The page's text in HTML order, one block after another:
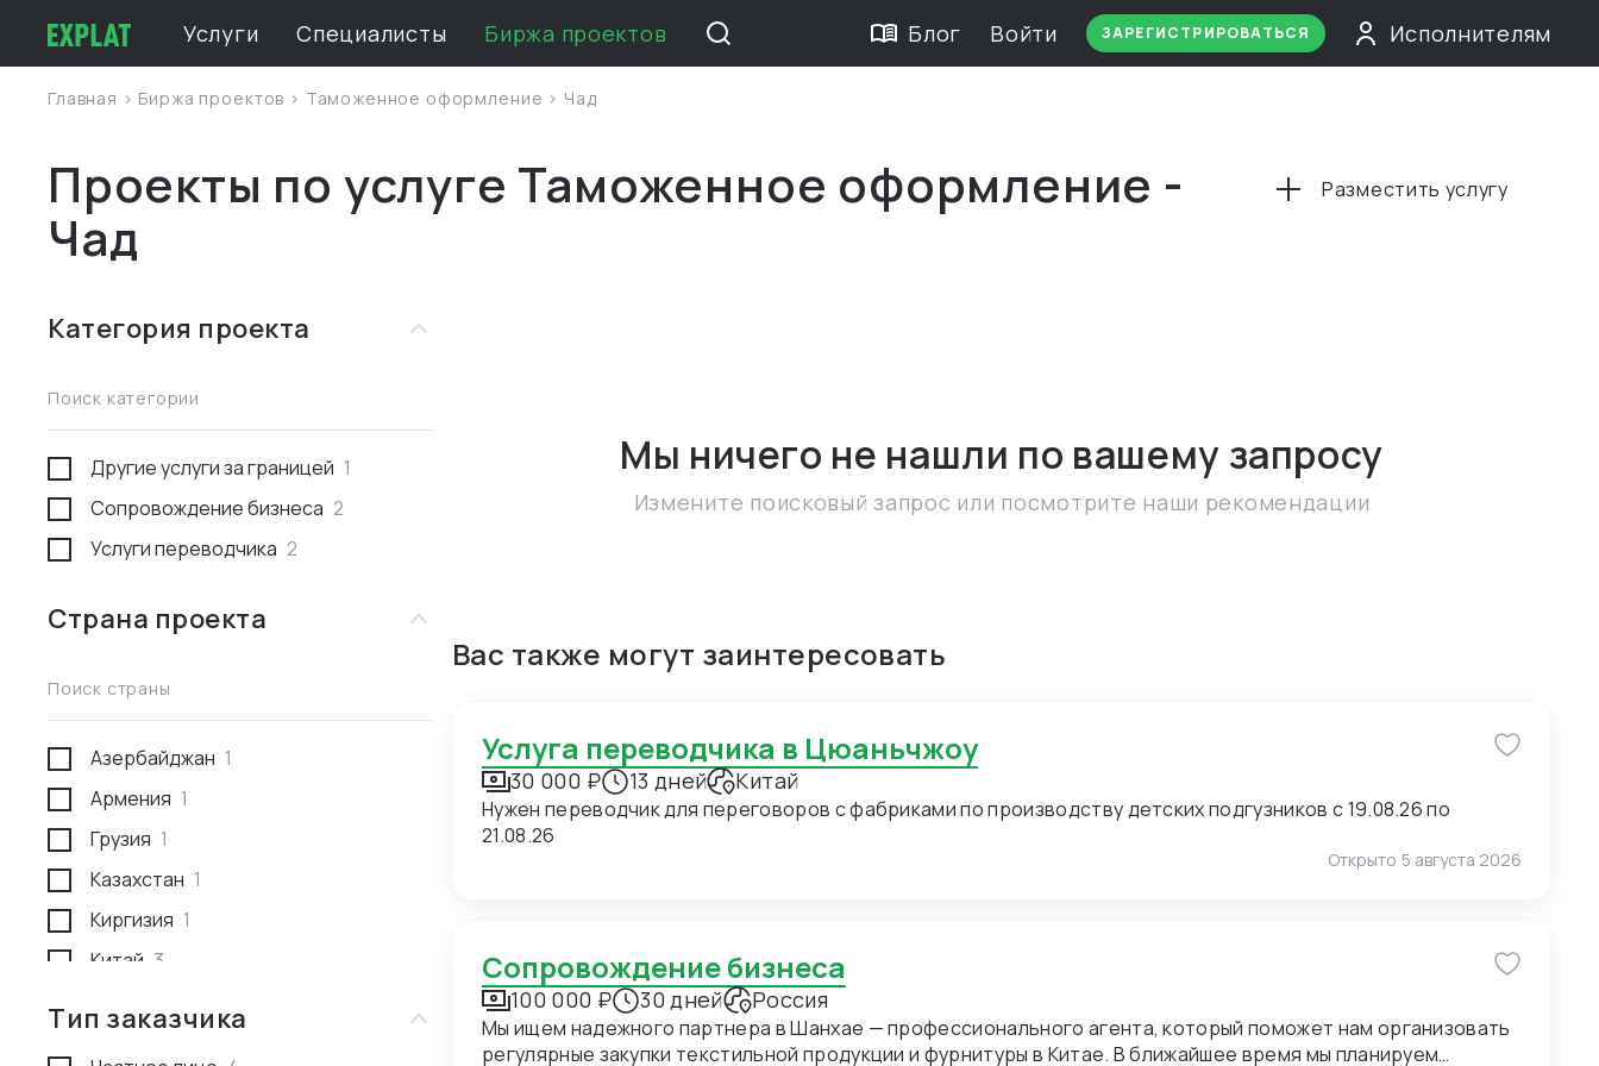
Услуги Специалисты Биржа проектов Блог Войти ЗАРЕГИСТРИРОВАТЬСЯ Исполнителям
Главная > Биржа проектов > Таможенное оформление > Чад
Проекты по услуге Таможенное оформление -
Чад
Разместить услугу
Категория проекта
Поиск категории
Другие услуги за границей 1
Сопровождение бизнеса 2
Услуги переводчика 2
Страна проекта
Поиск страны
Азербайджан 1
Армения 1
Грузия 1
Казахстан 1
Киргизия 1
Китай 3
Тип заказчика
Мы ничего не нашли по вашему запросу
Измените поисковый запрос или посмотрите наши рекомендации
Вас также могут заинтересовать
Услуга переводчика в Цюаньчжоу
30 000 ₽ 13 дней Китай
Нужен переводчик для переговоров с фабриками по производству детских подгузников с 19.08.26 по
21.08.26
Открыто 5 августа 2026
Сопровождение бизнеса
100 000 ₽ 30 дней Россия
Мы ищем надежного партнера в Шанхае — профессионального агента, который поможет нам организовать
регулярные закупки текстильной продукции и фурнитуры в Китае. В ближайшее время мы планируем